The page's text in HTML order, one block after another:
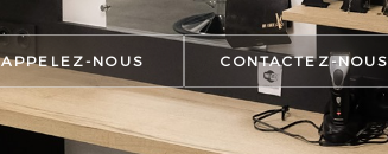
APPELEZ-NOUS CONTACTEZ-NOUS